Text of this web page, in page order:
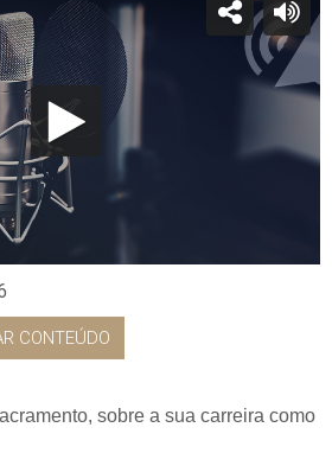
CONTEÚDO
sobre a sua carreira como